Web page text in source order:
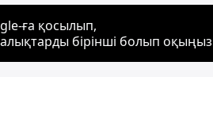
ға қосылып,
бірінші болып оқыңыз